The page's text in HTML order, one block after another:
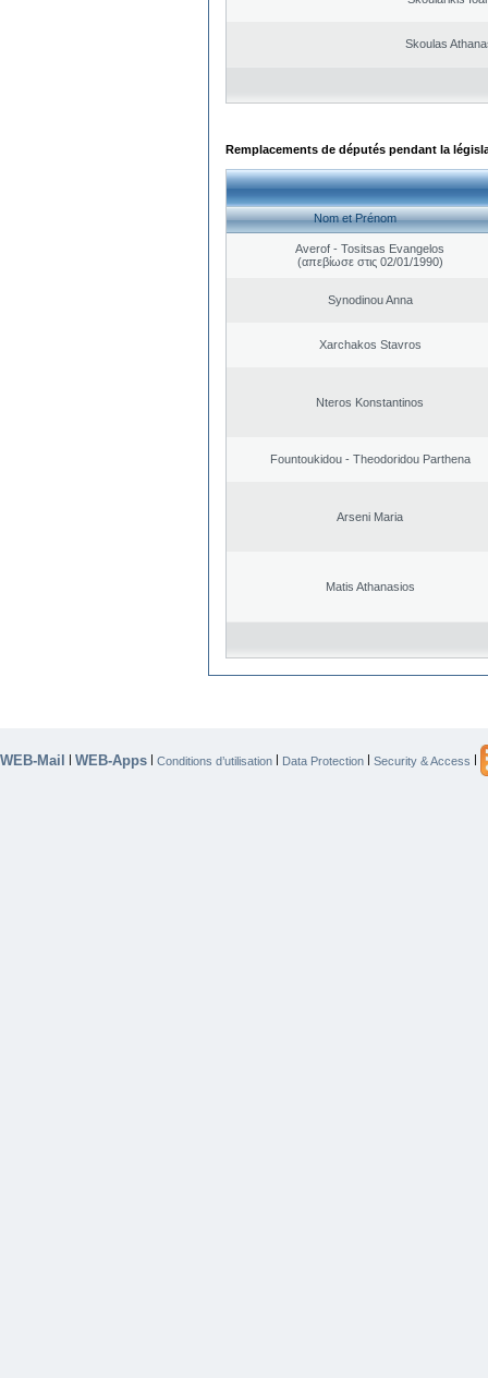
Skoulas
Remplacements de députés pendant la
Nom et Prénom
Averof - Tositsas Evangelos
(απεβίωσε στις 02/01/1990)
Synodinou Anna
Xarchakos Stavros
Nteros Konstantinos
Fountoukidou - Theodoridou Parthena
Arseni Maria
Matis Athanasios
WEB-Mail | WEB-Apps | Conditions d’utilisation | Data Protection | Security & Access |